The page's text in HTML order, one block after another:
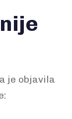
je objavila